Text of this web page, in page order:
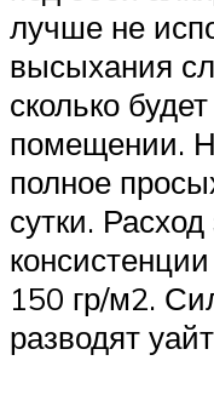
лучше не
высыхания
сколько
помещении.
полное
сутки.
150 гр/м2.
разводят